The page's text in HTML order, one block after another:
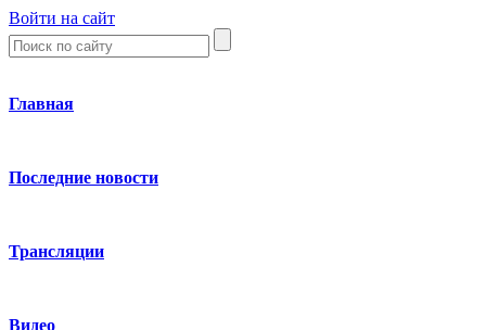
Войти на сайт
Главная
Последние новости
Трансляции
Видео